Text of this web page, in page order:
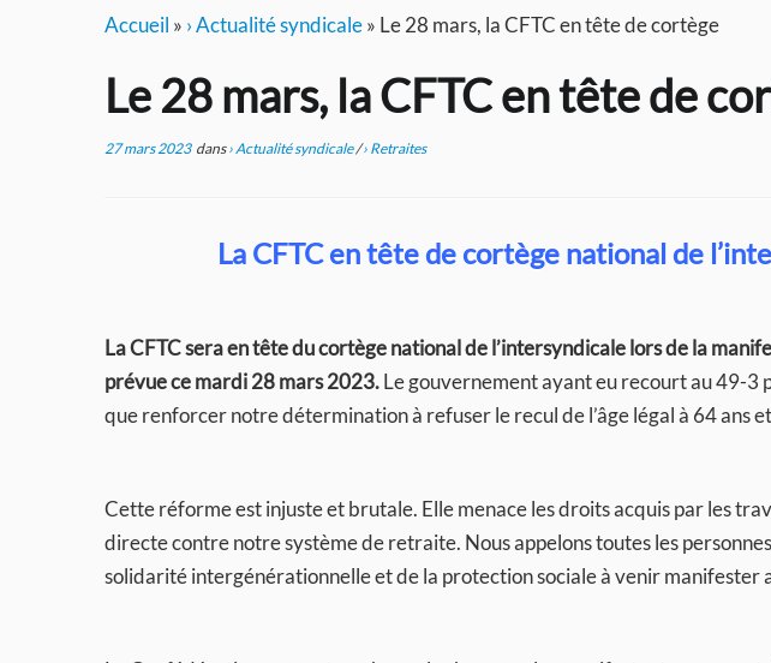
Accueil » › Actualité syndicale» Le 28 mars, la CFTC en tête de cortège
Le 28 mars, la CFTC en tête de
27 mars 2023dans› Actualité syndicale/› Retraites
La CFTC en tête de cortège national de
La CFTC sera en tête du cortège national de l’intersyndicale lors de la
prévue ce mardi 28 mars 2023.Le gouvernement ayant eu recourt au 49-
que renforcer notre détermination à refuser le recul de l’âge légal à 64 ans
Cette réforme est injuste et brutale. Elle menace les droits acquis par les
directe contre notre système de retraite. Nous appelons toutes les
solidarité intergénérationnelle et de la protection sociale à venir manifester